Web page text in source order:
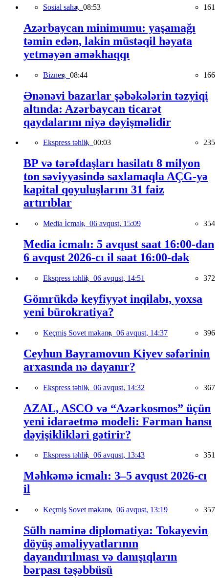
Sosial sahə, 08:53 161
Azərbaycan minimumu: yaşamağı
təmin edən, lakin müstəqil həyata
yetməyən əməkhaqqı
Biznes, 08:44 166
Ənənəvi bazarlar şəbəkələrin təzyiqi
altında: Azərbaycan ticarət
qaydalarını niyə dəyişməlidir
Ekspress təhlil, 00:03 235
BP və tərəfdaşları hasilatı 8 milyon
ton səviyyəsində saxlamaqla AÇG-yə
kapital qoyuluşlarını 31 faiz
artırıblar
Media İcmalı, 06 avqust, 15:09 354
Media icmalı: 5 avqust saat 16:00-dan
6 avqust 2026-cı il saat 16:00-dək
Ekspress təhlil, 06 avqust, 14:51 372
Gömrükdə keyfiyyət inqilabı, yoxsa
yeni bürokratiya?
Keçmiş Sovet məkanı, 06 avqust, 14:37 396
Ceyhun Bayramovun Kiyev səfərinin
arxasında nə dayanır?
Ekspress təhlil, 06 avqust, 14:32 367
AZAL, ASCO və “Azərkosmos” üçün
yeni idarəetmə modeli: Fərman hansı
dəyişiklikləri gətirir?
Ekspress təhlil, 06 avqust, 13:43 351
Məhkəmə icmalı: 3–5 avqust 2026-cı
il
Keçmiş Sovet məkanı, 06 avqust, 13:19 357
Sülh naminə diplomatiya: Tokayevin
döyüş əməliyyatlarının
dayandırılması və danışıqların
bərpası təşəbbüsü